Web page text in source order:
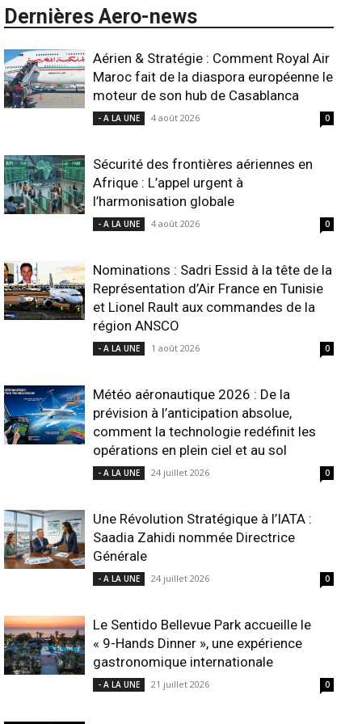
Dernières Aero-news
Aérien & Stratégie : Comment Royal Air
Maroc fait de la diaspora européenne le
moteur de son hub de Casablanca
- A LA UNE 4 août 2026 0
Sécurité des frontières aériennes en
Afrique : L’appel urgent à
l’harmonisation globale
- A LA UNE 4 août 2026 0
Nominations : Sadri Essid à la tête de la
Représentation d’Air France en Tunisie
et Lionel Rault aux commandes de la
région ANSCO
- A LA UNE 1 août 2026 0
Météo aéronautique 2026 : De la
prévision à l’anticipation absolue,
comment la technologie redéfinit les
opérations en plein ciel et au sol
- A LA UNE 24 juillet 2026 0
Une Révolution Stratégique à l’IATA :
Saadia Zahidi nommée Directrice
Générale
- A LA UNE 24 juillet 2026 0
Le Sentido Bellevue Park accueille le
« 9-Hands Dinner », une expérience
gastronomique internationale
- A LA UNE 21 juillet 2026 0